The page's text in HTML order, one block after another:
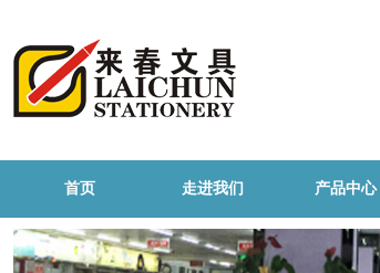
首页 走进我们 产品中心